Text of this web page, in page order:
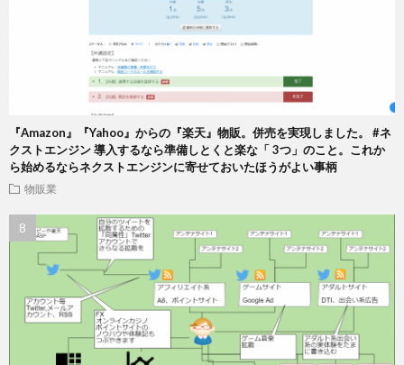
『Amazon』『Yahoo』からの『楽天』物販。併売を実現しました。 #ネ
クストエンジン 導入するなら準備しとくと楽な「 3つ」のこと。これか
ら始めるならネクストエンジンに寄せておいたほうがよい事柄
物販業